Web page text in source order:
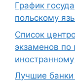
График
польскому
Список
экзаменов по
Лучшие